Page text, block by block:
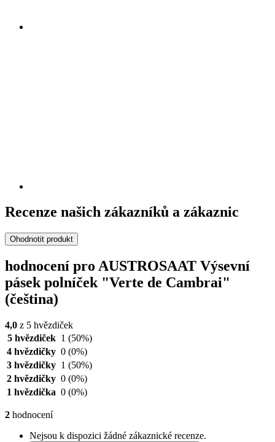
Recenze našich zákazníků a zákaznic
Ohodnotit produkt
hodnocení pro AUSTROSAAT Výsevní
pásek polníček "Verte de Cambrai"
(čeština)
4,0 z 5 hvězdiček
5 hvězdiček 1 (50%)
4 hvězdičky 0 (0%)
3 hvězdičky 1 (50%)
2 hvězdičky 0 (0%)
1 hvězdička 0 (0%)
2 hodnocení
Nejsou k dispozici žádné zákaznické recenze.